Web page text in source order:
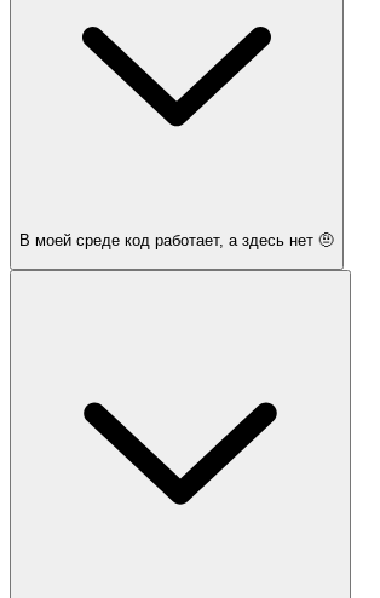
В моей среде код работает, а здесь нет 🤨